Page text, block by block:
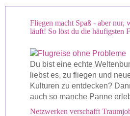
Fliegen macht Spaß - aber nur,
läuft! So löst du die häufigsten
Du bist eine echte
liebst es, zu fliegen und
Kulturen zu entdecken?
auch so manche Panne
Netzwerken verschafft